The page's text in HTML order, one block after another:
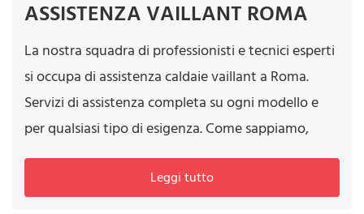
ASSISTENZA VAILLANT ROMA
La nostra squadra di professionisti e tecnici esperti
si occupa di assistenza caldaie vaillant a Roma.
Servizi di assistenza completa su ogni modello e
per qualsiasi tipo di esigenza. Come sappiamo,
Leggi tutto